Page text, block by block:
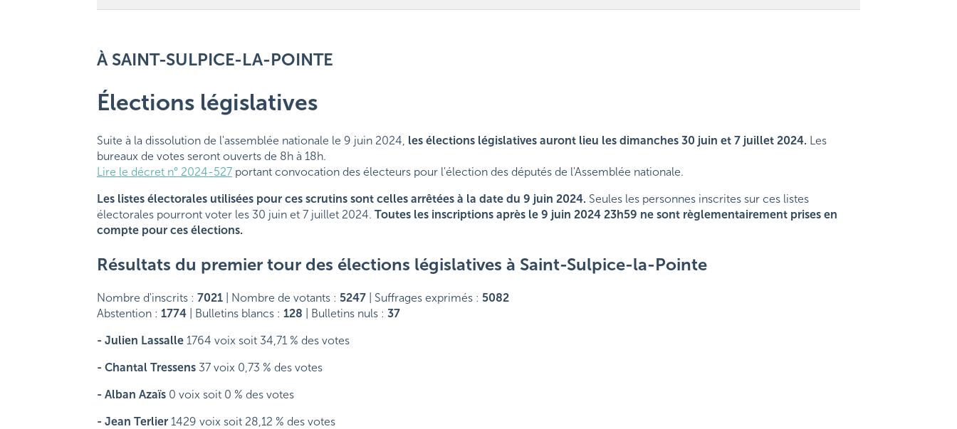
À SAINT-SULPICE-LA-POINTE
Élections législatives
Suite à la dissolution de l'assemblée nationale le 9 juin 2024, les élections législatives auront lieu les dimanches 30 juin et 7 juillet 2024. Les
bureaux de votes seront ouverts de 8h à 18h.
Lire le décret n° 2024-527portant convocation des électeurs pour l'élection des députés de l'Assemblée nationale.
Les listes électorales utilisées pour ces scrutins sont celles arrêtées à la date du 9 juin 2024. Seules les personnes inscrites sur ces listes
électorales pourront voter les 30 juin et 7 juillet 2024. Toutes les inscriptions après le 9 juin 2024 23h59 ne sont règlementairement prises en
compte pour ces élections.
Résultats du premier tour des élections législatives à Saint-Sulpice-la-Pointe
Nombre d'inscrits : 7021 | Nombre de votants : 5247| Suffrages exprimés : 5082
Abstention : 1774| Bulletins blancs : 128 | Bulletins nuls : 37
- Julien Lassalle1764 voix soit 34,71 % des votes
- Chantal Tressens37 voix 0,73 % des votes
- Alban Azaïs0 voix soit 0 % des votes
- Jean Terlier1429 voix soit 28,12 % des votes